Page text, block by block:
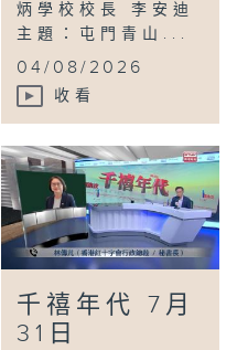
炳學校校長 李安迪
主題：屯門青山...
04/08/2026
收看
千禧年代 7月
31日